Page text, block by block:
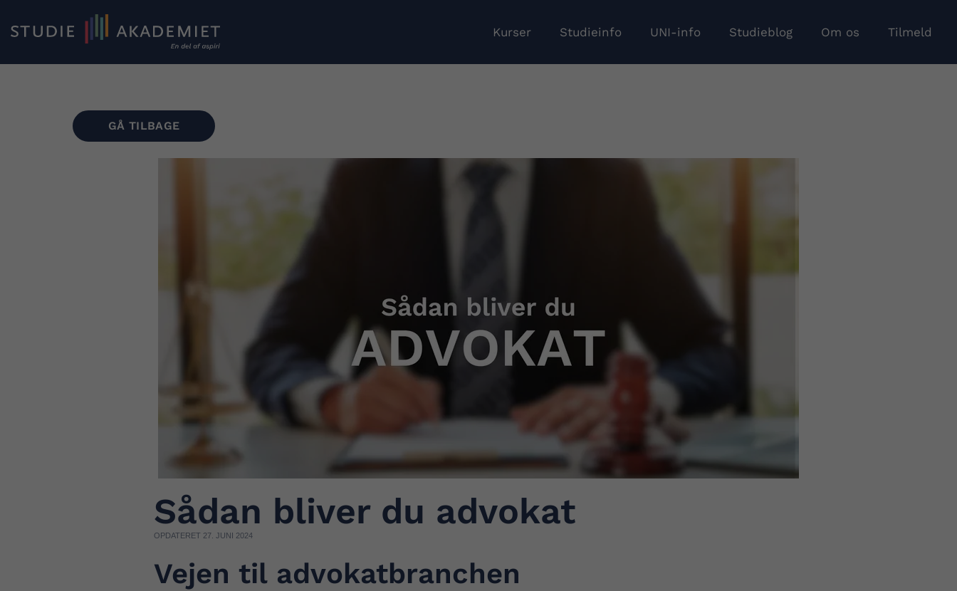
Kurser Studieinfo UNI-info Studieblog Om os Tilmeld
GÅ TILBAGE
Sådan bliver du advokat
OPDATERET 27. JUNI 2024
Vejen til advokatbranchen